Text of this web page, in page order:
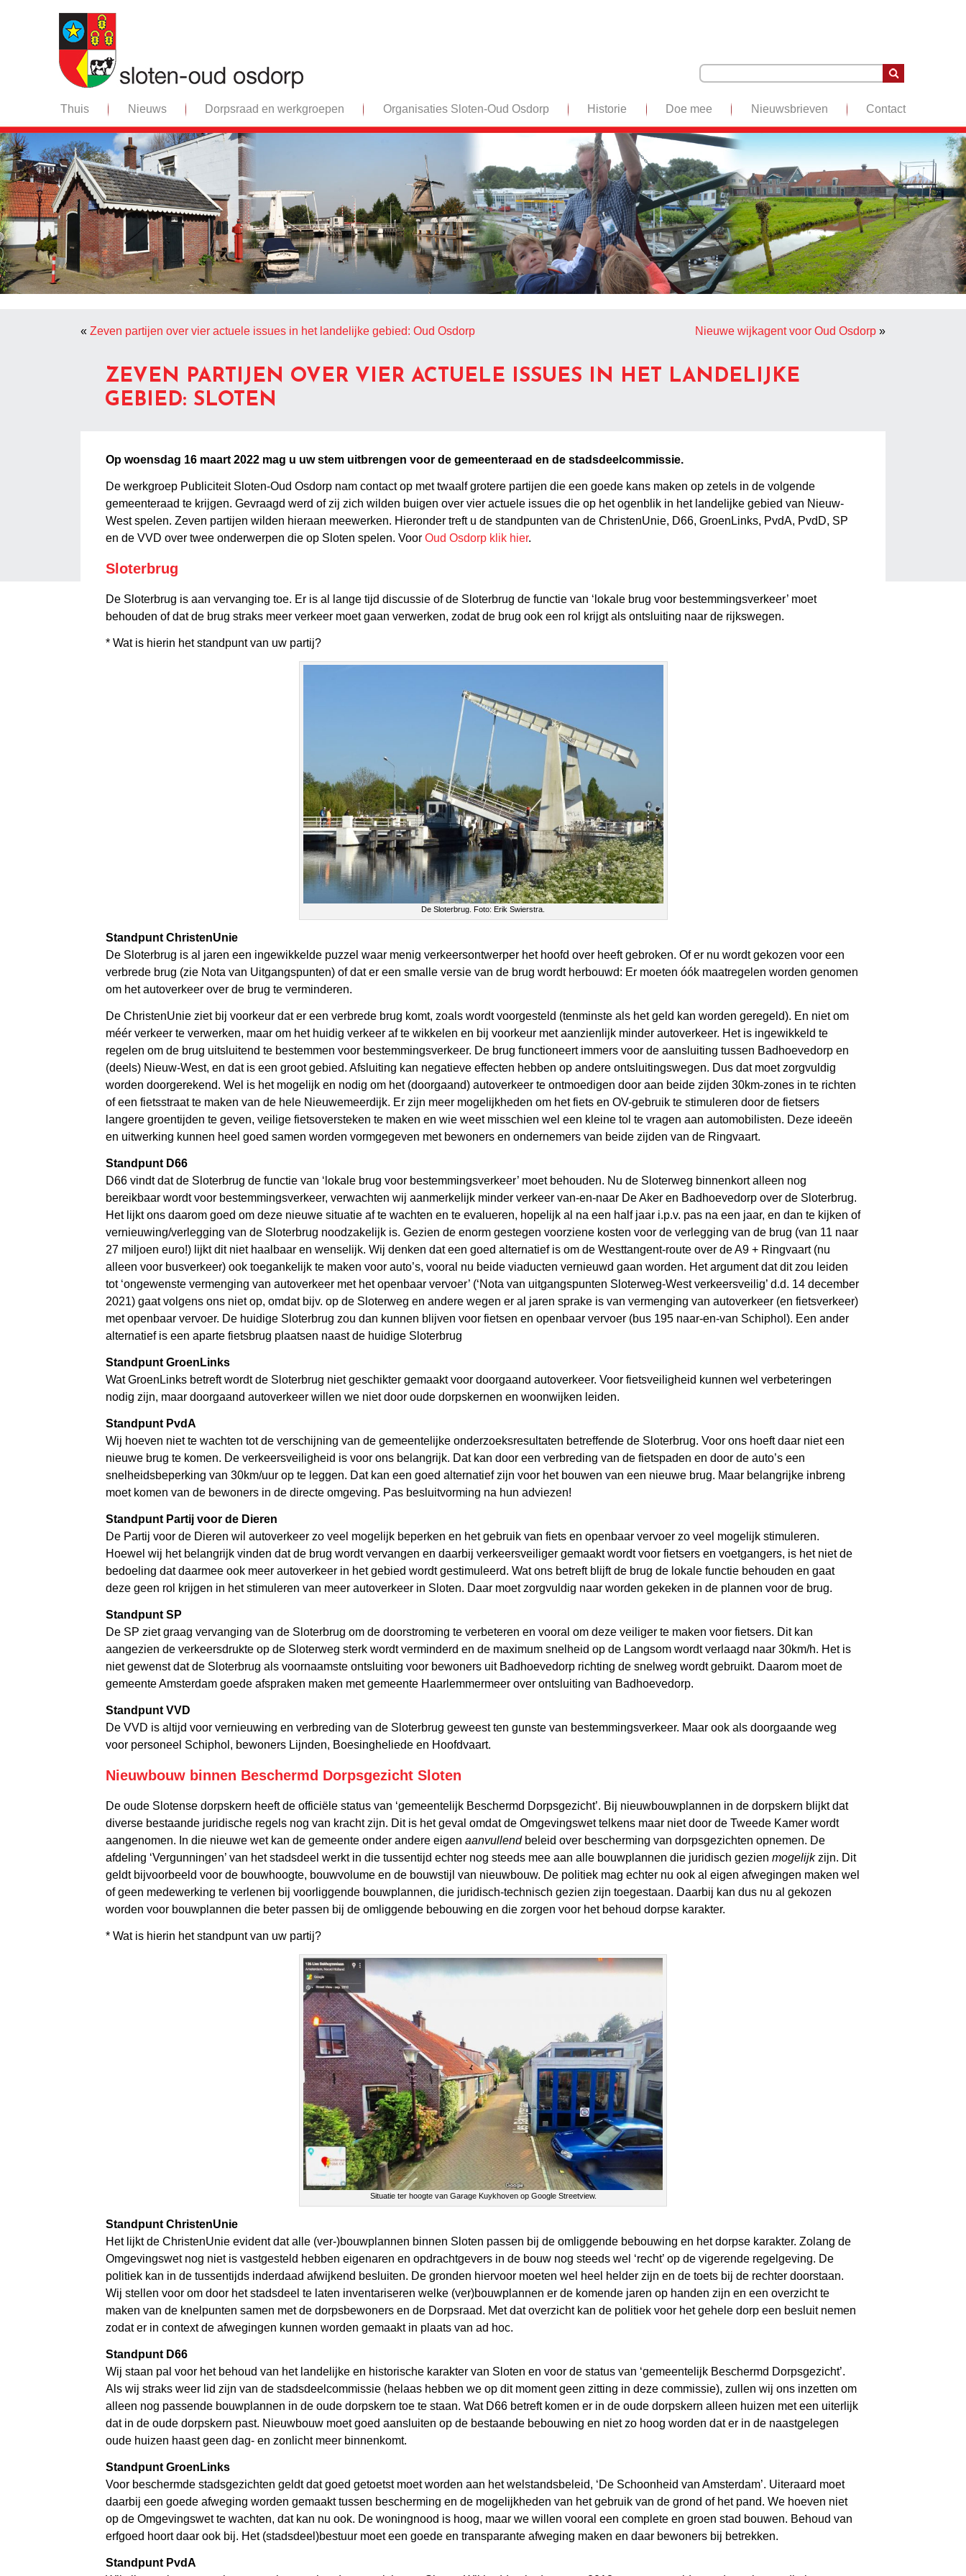
Thuis Nieuws Dorpsraad en werkgroepen Organisaties Sloten-Oud Osdorp Historie Doe mee Nieuwsbrieven Contact
« Zeven partijen over vier actuele issues in het landelijke gebied: Oud Osdorp Nieuwe wijkagent voor Oud Osdorp »
ZEVEN PARTIJEN OVER VIER ACTUELE ISSUES IN HET LANDELIJKE
GEBIED: SLOTEN
Op woensdag 16 maart 2022 mag u uw stem uitbrengen voor de gemeenteraad en de stadsdeelcommissie.
De werkgroep Publiciteit Sloten-Oud Osdorp nam contact op met twaalf grotere partijen die een goede kans maken op zetels in de volgende
gemeenteraad te krijgen. Gevraagd werd of zij zich wilden buigen over vier actuele issues die op het ogenblik in het landelijke gebied van Nieuw-
West spelen. Zeven partijen wilden hieraan meewerken. Hieronder treft u de standpunten van de ChristenUnie, D66, GroenLinks, PvdA, PvdD, SP
en de VVD over twee onderwerpen die op Sloten spelen. Voor Oud Osdorp klik hier.
Sloterbrug
De Sloterbrug is aan vervanging toe. Er is al lange tijd discussie of de Sloterbrug de functie van ‘lokale brug voor bestemmingsverkeer’ moet
behouden of dat de brug straks meer verkeer moet gaan verwerken, zodat de brug ook een rol krijgt als ontsluiting naar de rijkswegen.
* Wat is hierin het standpunt van uw partij?
De Sloterbrug. Foto: Erik Swierstra.
Standpunt ChristenUnie
De Sloterbrug is al jaren een ingewikkelde puzzel waar menig verkeersontwerper het hoofd over heeft gebroken. Of er nu wordt gekozen voor een
verbrede brug (zie Nota van Uitgangspunten) of dat er een smalle versie van de brug wordt herbouwd: Er moeten óók maatregelen worden genomen
om het autoverkeer over de brug te verminderen.
De ChristenUnie ziet bij voorkeur dat er een verbrede brug komt, zoals wordt voorgesteld (tenminste als het geld kan worden geregeld). En niet om
méér verkeer te verwerken, maar om het huidig verkeer af te wikkelen en bij voorkeur met aanzienlijk minder autoverkeer. Het is ingewikkeld te
regelen om de brug uitsluitend te bestemmen voor bestemmingsverkeer. De brug functioneert immers voor de aansluiting tussen Badhoevedorp en
(deels) Nieuw-West, en dat is een groot gebied. Afsluiting kan negatieve effecten hebben op andere ontsluitingswegen. Dus dat moet zorgvuldig
worden doorgerekend. Wel is het mogelijk en nodig om het (doorgaand) autoverkeer te ontmoedigen door aan beide zijden 30km-zones in te richten
of een fietsstraat te maken van de hele Nieuwemeerdijk. Er zijn meer mogelijkheden om het fiets en OV-gebruik te stimuleren door de fietsers
langere groentijden te geven, veilige fietsoversteken te maken en wie weet misschien wel een kleine tol te vragen aan automobilisten. Deze ideeën
en uitwerking kunnen heel goed samen worden vormgegeven met bewoners en ondernemers van beide zijden van de Ringvaart.
Standpunt D66
D66 vindt dat de Sloterbrug de functie van ‘lokale brug voor bestemmingsverkeer’ moet behouden. Nu de Sloterweg binnenkort alleen nog
bereikbaar wordt voor bestemmingsverkeer, verwachten wij aanmerkelijk minder verkeer van-en-naar De Aker en Badhoevedorp over de Sloterbrug.
Het lijkt ons daarom goed om deze nieuwe situatie af te wachten en te evalueren, hopelijk al na een half jaar i.p.v. pas na een jaar, en dan te kijken of
vernieuwing/verlegging van de Sloterbrug noodzakelijk is. Gezien de enorm gestegen voorziene kosten voor de verlegging van de brug (van 11 naar
27 miljoen euro!) lijkt dit niet haalbaar en wenselijk. Wij denken dat een goed alternatief is om de Westtangent-route over de A9 + Ringvaart (nu
alleen voor busverkeer) ook toegankelijk te maken voor auto’s, vooral nu beide viaducten vernieuwd gaan worden. Het argument dat dit zou leiden
tot ‘ongewenste vermenging van autoverkeer met het openbaar vervoer’ (‘Nota van uitgangspunten Sloterweg-West verkeersveilig’ d.d. 14 december
2021) gaat volgens ons niet op, omdat bijv. op de Sloterweg en andere wegen er al jaren sprake is van vermenging van autoverkeer (en fietsverkeer)
met openbaar vervoer. De huidige Sloterbrug zou dan kunnen blijven voor fietsen en openbaar vervoer (bus 195 naar-en-van Schiphol). Een ander
alternatief is een aparte fietsbrug plaatsen naast de huidige Sloterbrug
Standpunt GroenLinks
Wat GroenLinks betreft wordt de Sloterbrug niet geschikter gemaakt voor doorgaand autoverkeer. Voor fietsveiligheid kunnen wel verbeteringen
nodig zijn, maar doorgaand autoverkeer willen we niet door oude dorpskernen en woonwijken leiden.
Standpunt PvdA
Wij hoeven niet te wachten tot de verschijning van de gemeentelijke onderzoeksresultaten betreffende de Sloterbrug. Voor ons hoeft daar niet een
nieuwe brug te komen. De verkeersveiligheid is voor ons belangrijk. Dat kan door een verbreding van de fietspaden en door de auto’s een
snelheidsbeperking van 30km/uur op te leggen. Dat kan een goed alternatief zijn voor het bouwen van een nieuwe brug. Maar belangrijke inbreng
moet komen van de bewoners in de directe omgeving. Pas besluitvorming na hun adviezen!
Standpunt Partij voor de Dieren
De Partij voor de Dieren wil autoverkeer zo veel mogelijk beperken en het gebruik van fiets en openbaar vervoer zo veel mogelijk stimuleren.
Hoewel wij het belangrijk vinden dat de brug wordt vervangen en daarbij verkeersveiliger gemaakt wordt voor fietsers en voetgangers, is het niet de
bedoeling dat daarmee ook meer autoverkeer in het gebied wordt gestimuleerd. Wat ons betreft blijft de brug de lokale functie behouden en gaat
deze geen rol krijgen in het stimuleren van meer autoverkeer in Sloten. Daar moet zorgvuldig naar worden gekeken in de plannen voor de brug.
Standpunt SP
De SP ziet graag vervanging van de Sloterbrug om de doorstroming te verbeteren en vooral om deze veiliger te maken voor fietsers. Dit kan
aangezien de verkeersdrukte op de Sloterweg sterk wordt verminderd en de maximum snelheid op de Langsom wordt verlaagd naar 30km/h. Het is
niet gewenst dat de Sloterbrug als voornaamste ontsluiting voor bewoners uit Badhoevedorp richting de snelweg wordt gebruikt. Daarom moet de
gemeente Amsterdam goede afspraken maken met gemeente Haarlemmermeer over ontsluiting van Badhoevedorp.
Standpunt VVD
De VVD is altijd voor vernieuwing en verbreding van de Sloterbrug geweest ten gunste van bestemmingsverkeer. Maar ook als doorgaande weg
voor personeel Schiphol, bewoners Lijnden, Boesingheliede en Hoofdvaart.
Nieuwbouw binnen Beschermd Dorpsgezicht Sloten
De oude Slotense dorpskern heeft de officiële status van ‘gemeentelijk Beschermd Dorpsgezicht’. Bij nieuwbouwplannen in de dorpskern blijkt dat
diverse bestaande juridische regels nog van kracht zijn. Dit is het geval omdat de Omgevingswet telkens maar niet door de Tweede Kamer wordt
aangenomen. In die nieuwe wet kan de gemeente onder andere eigen aanvullendbeleid over bescherming van dorpsgezichten opnemen. De
afdeling ‘Vergunningen’ van het stadsdeel werkt in die tussentijd echter nog steeds mee aan alle bouwplannen die juridisch gezien mogelijkzijn. Dit
geldt bijvoorbeeld voor de bouwhoogte, bouwvolume en de bouwstijl van nieuwbouw. De politiek mag echter nu ook al eigen afwegingen maken wel
of geen medewerking te verlenen bij voorliggende bouwplannen, die juridisch-technisch gezien zijn toegestaan. Daarbij kan dus nu al gekozen
worden voor bouwplannen die beter passen bij de omliggende bebouwing en die zorgen voor het behoud dorpse karakter.
* Wat is hierin het standpunt van uw partij?
Situatie ter hoogte van Garage Kuykhoven op Google Streetview.
Standpunt ChristenUnie
Het lijkt de ChristenUnie evident dat alle (ver-)bouwplannen binnen Sloten passen bij de omliggende bebouwing en het dorpse karakter. Zolang de
Omgevingswet nog niet is vastgesteld hebben eigenaren en opdrachtgevers in de bouw nog steeds wel ‘recht’ op de vigerende regelgeving. De
politiek kan in de tussentijds inderdaad afwijkend besluiten. De gronden hiervoor moeten wel heel helder zijn en de toets bij de rechter doorstaan.
Wij stellen voor om door het stadsdeel te laten inventariseren welke (ver)bouwplannen er de komende jaren op handen zijn en een overzicht te
maken van de knelpunten samen met de dorpsbewoners en de Dorpsraad. Met dat overzicht kan de politiek voor het gehele dorp een besluit nemen
zodat er in context de afwegingen kunnen worden gemaakt in plaats van ad hoc.
Standpunt D66
Wij staan pal voor het behoud van het landelijke en historische karakter van Sloten en voor de status van ‘gemeentelijk Beschermd Dorpsgezicht’.
Als wij straks weer lid zijn van de stadsdeelcommissie (helaas hebben we op dit moment geen zitting in deze commissie), zullen wij ons inzetten om
alleen nog passende bouwplannen in de oude dorpskern toe te staan. Wat D66 betreft komen er in de oude dorpskern alleen huizen met een uiterlijk
dat in de oude dorpskern past. Nieuwbouw moet goed aansluiten op de bestaande bebouwing en niet zo hoog worden dat er in de naastgelegen
oude huizen haast geen dag- en zonlicht meer binnenkomt.
Standpunt GroenLinks
Voor beschermde stadsgezichten geldt dat goed getoetst moet worden aan het welstandsbeleid, ‘De Schoonheid van Amsterdam’. Uiteraard moet
daarbij een goede afweging worden gemaakt tussen bescherming en de mogelijkheden van het gebruik van de grond of het pand. We hoeven niet
op de Omgevingswet te wachten, dat kan nu ook. De woningnood is hoog, maar we willen vooral een complete en groen stad bouwen. Behoud van
erfgoed hoort daar ook bij. Het (stadsdeel)bestuur moet een goede en transparante afweging maken en daar bewoners bij betrekken.
Standpunt PvdA